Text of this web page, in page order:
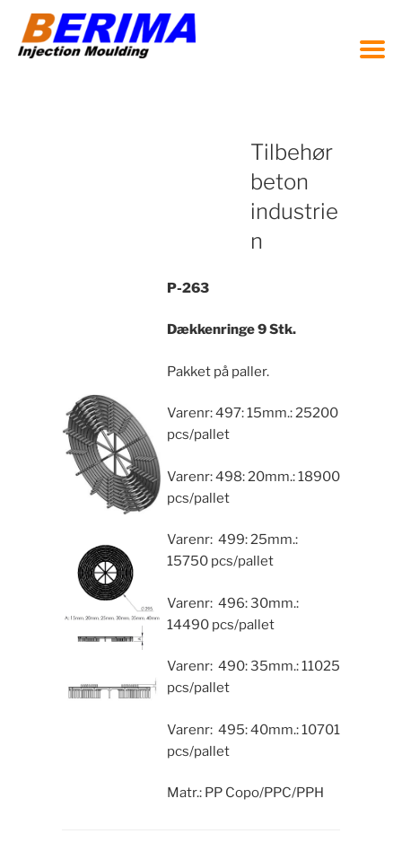
Tilbehør
beton
industrie
n
P-263
Dækkenringe 9 Stk.
Pakket på paller.
Varenr: 497: 15mm.: 25200
pcs/pallet
Varenr: 498: 20mm.: 18900
pcs/pallet
Varenr: 499: 25mm.:
15750 pcs/pallet
Varenr: 496: 30mm.:
14490 pcs/pallet
Varenr: 490: 35mm.: 11025
pcs/pallet
Varenr: 495: 40mm.: 10701
pcs/pallet
Matr.: PP Copo/PPC/PPH